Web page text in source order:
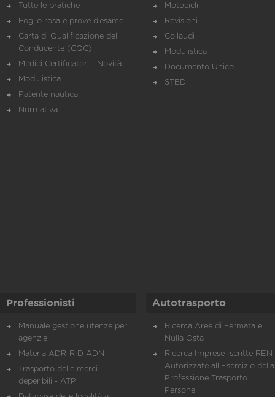
Tutte le pratiche
Foglio rosa e prove d’esame
Carta di Qualificazione del
Conducente (CQC)
Medici Certificatori - Novità
Modulistica
Patente nautica
Normativa
Motocicli
Revisioni
Collaudi
Modulistica
Documento Unico
STED
Professionisti
Manuale gestione utenze per
agenzie
Materia ADR-RID-ADN
Trasporto delle merci
deperibili - ATP
Autotrasporto
Ricerca Aree di Fermata e
Nulla Osta
Ricerca Imprese Iscritte REN
Autorizzate all'Esercizio della
Professione Trasporto
Persone